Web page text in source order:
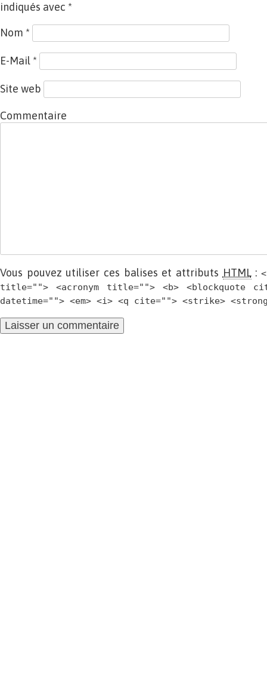
indiqués avec *
Nom *
E-Mail *
Site web
Commentaire
Vous pouvez utiliser ces balises et attributs HTML:
title=""> <acronym title=""> <b> <blockquote
datetime=""> <em> <i> <q cite=""> <strike>